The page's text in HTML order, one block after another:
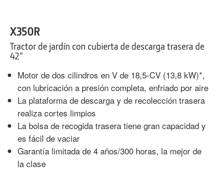
X350R
Tractor de jardín con cubierta de descarga trasera de
42"
Motor de dos cilindros en V de 18,5-CV (13,8 kW)*,
con lubricación a presión completa, enfriado por aire
La plataforma de descarga y de recolección trasera
realiza cortes limpios
La bolsa de recogida trasera tiene gran capacidad y
es fácil de vaciar
Garantía limitada de 4 años/300 horas, la mejor de
la clase